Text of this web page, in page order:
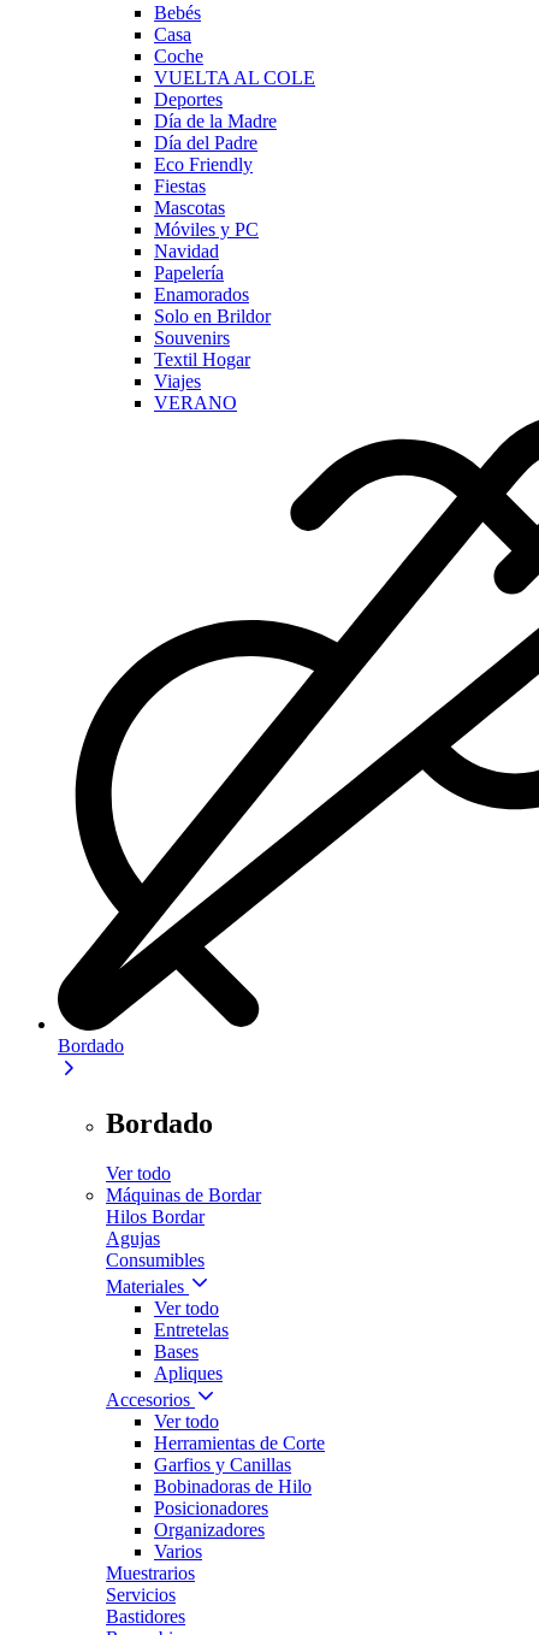
Bebés
Casa
Coche
VUELTA AL COLE
Deportes
Día de la Madre
Día del Padre
Eco Friendly
Fiestas
Mascotas
Móviles y PC
Navidad
Papelería
Enamorados
Solo en Brildor
Souvenirs
Textil Hogar
Viajes
VERANO
Bordado
Bordado
Ver todo
Máquinas de Bordar
Hilos Bordar
Agujas
Consumibles
Materiales
Ver todo
Entretelas
Bases
Apliques
Accesorios
Ver todo
Herramientas de Corte
Garfios y Canillas
Bobinadoras de Hilo
Posicionadores
Organizadores
Varios
Muestrarios
Servicios
Bastidores